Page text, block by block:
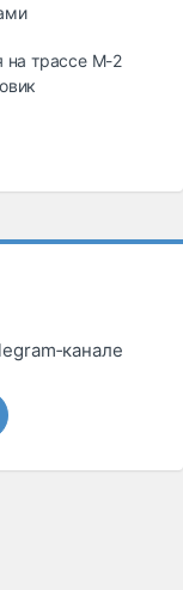
на трассе М-2